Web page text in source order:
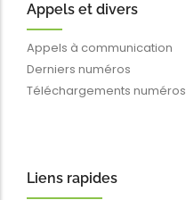
Appels et divers
Appels à communication
Derniers numéros
Téléchargements numéros
Liens rapides